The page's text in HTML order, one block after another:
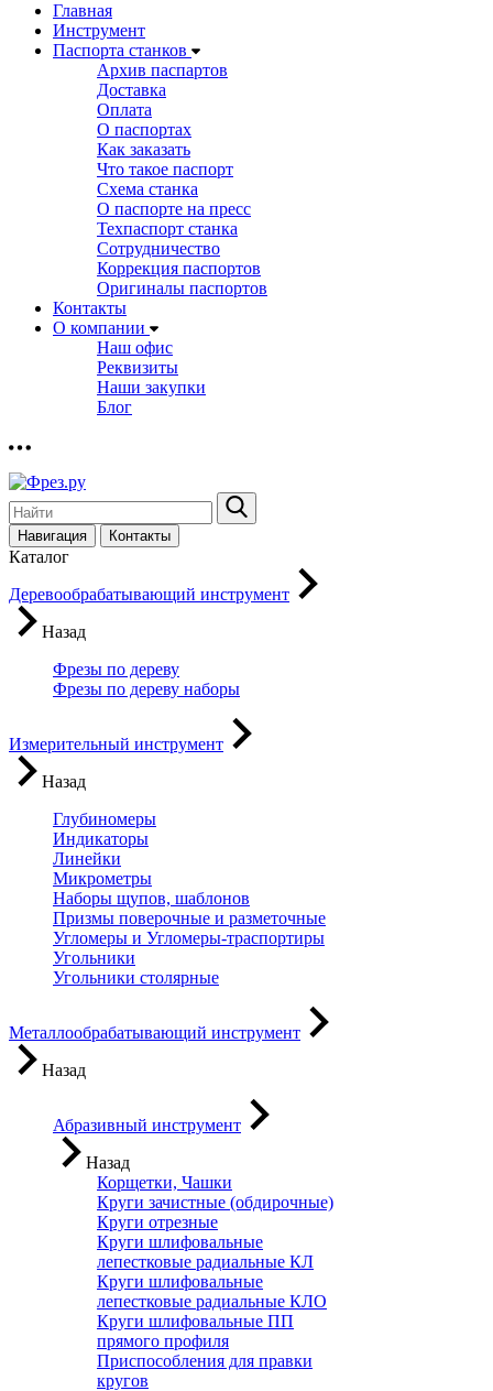
Главная
Инструмент
Паспорта станков
Архив паспартов
Доставка
Оплата
О паспортах
Как заказать
Что такое паспорт
Схема станка
О паспорте на пресс
Техпаспорт станка
Сотрудничество
Коррекция паспортов
Оригиналы паспортов
Контакты
О компании
Наш офис
Реквизиты
Наши закупки
Блог
Навигация Контакты
Каталог
Деревообрабатывающий инструмент
Назад
Фрезы по дереву
Фрезы по дереву наборы
Измерительный инструмент
Назад
Глубиномеры
Индикаторы
Линейки
Микрометры
Наборы щупов, шаблонов
Призмы поверочные и разметочные
Угломеры и Угломеры-траспортиры
Угольники
Угольники столярные
Металлообрабатывающий инструмент
Назад
Абразивный инструмент
Назад
Корщетки, Чашки
Круги зачистные (обдирочные)
Круги отрезные
Круги шлифовальные
лепестковые радиальные КЛ
Круги шлифовальные
лепестковые радиальные КЛО
Круги шлифовальные ПП
прямого профиля
Приспособления для правки
кругов